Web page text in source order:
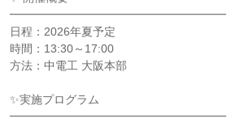
━━━━━━━━━━━━━━━━━━━
日程：2026年夏予定
時間：13:30～17:00
方法：中電工 大阪本部
✨実施プログラム